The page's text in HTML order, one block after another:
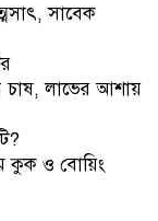
সাবেক
চাষ, লাভের আশায়
কুক ও বোয়িং